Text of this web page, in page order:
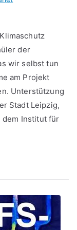
der
wir selbst tun
am Projekt
Unterstützung
Stadt Leipzig,
dem Institut für